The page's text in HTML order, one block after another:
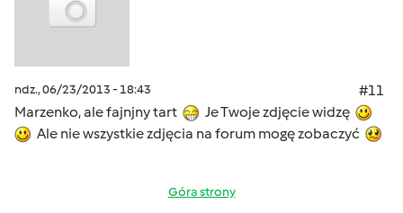
ndz., 06/23/2013 - 18:43
#11
Marzenko, ale fajnjny tart
Je Twoje zdjęcie widzę
Ale nie wszystkie zdjęcia na forum mogę zobaczyć
Góra strony